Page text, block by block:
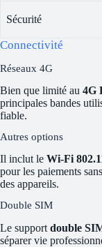
Sécurité
Connectivité
Réseaux 4G
Bien que limité au 4G
principales bandes
fiable.
Autres options
Il inclut le Wi-Fi
pour les paiements
des appareils.
Double SIM
Le support double
séparer vie